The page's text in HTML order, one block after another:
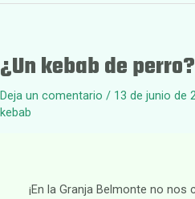
¿Un kebab de perro?
Deja un comentario / 13 de junio de
kebab
¡En la Granja Belmonte no nos